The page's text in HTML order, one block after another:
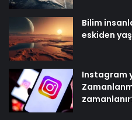
Bilim
eskiden
Instagram